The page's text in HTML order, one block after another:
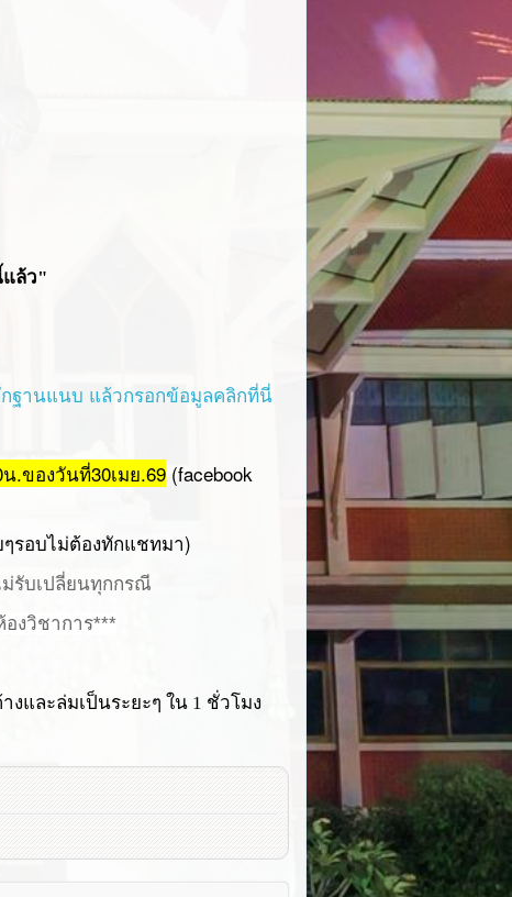
แล้ว"
ฐานแนบ แล้วกรอกข้อมูลคลิกที่นี่
น.ของวันที่30เมย.69 (facebook
รอบไม่ต้องทักแชทมา)
รับเปลี่ยนทุกกรณี
องวิชาการ***
และล่มเป็นระยะๆ ใน 1 ชั่วโมง